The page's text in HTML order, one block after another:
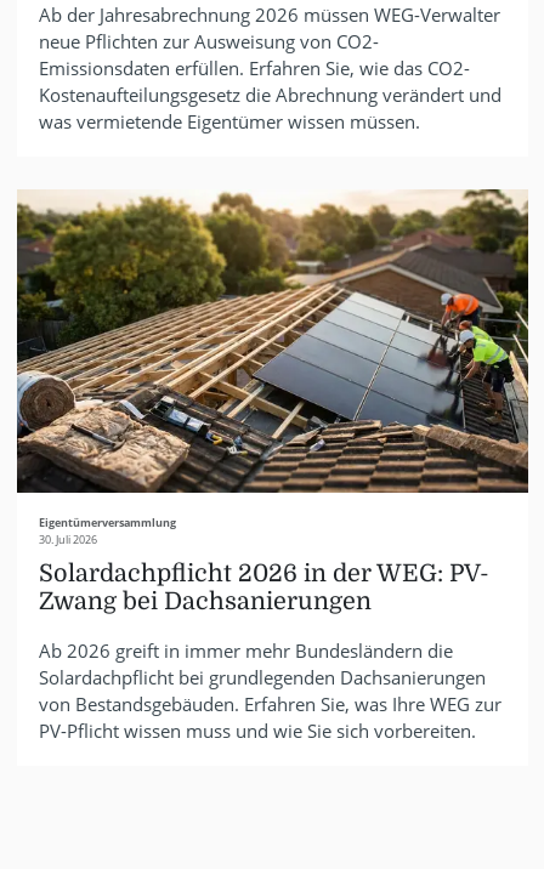
Ab der Jahresabrechnung 2026 müssen WEG-Verwalter
neue Pflichten zur Ausweisung von CO2-
Emissionsdaten erfüllen. Erfahren Sie, wie das CO2-
Kostenaufteilungsgesetz die Abrechnung verändert und
was vermietende Eigentümer wissen müssen.
Eigentümerversammlung
30. Juli 2026
Solardachpflicht 2026 in der WEG: PV-
Zwang bei Dachsanierungen
Ab 2026 greift in immer mehr Bundesländern die
Solardachpflicht bei grundlegenden Dachsanierungen
von Bestandsgebäuden. Erfahren Sie, was Ihre WEG zur
PV-Pflicht wissen muss und wie Sie sich vorbereiten.